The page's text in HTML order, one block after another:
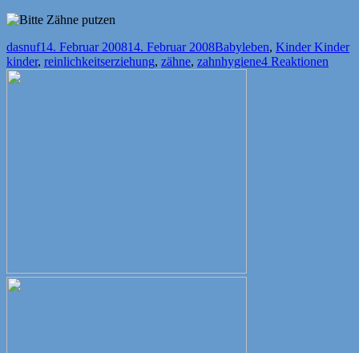
Autor
dasnufVeröffentlicht
am
14. Februar 200814. Februar 2008Kategorien
Babyleben, Kinder Kinder
kinder, reinlichkeitserziehung, zähne, zahnhygiene4 Reaktionen